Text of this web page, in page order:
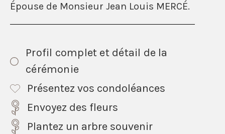
Épouse de Monsieur Jean Louis MERCÉ.
Profil complet et détail de la
cérémonie
Présentez vos condoléances
Envoyez des fleurs
Plantez un arbre souvenir